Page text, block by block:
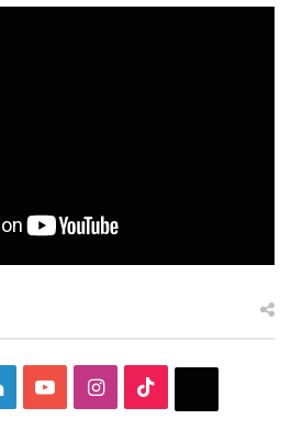
LinkedInYouTubeInstagram